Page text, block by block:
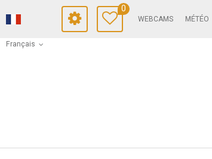
Français
0
WEBCAMS MÉTÉO